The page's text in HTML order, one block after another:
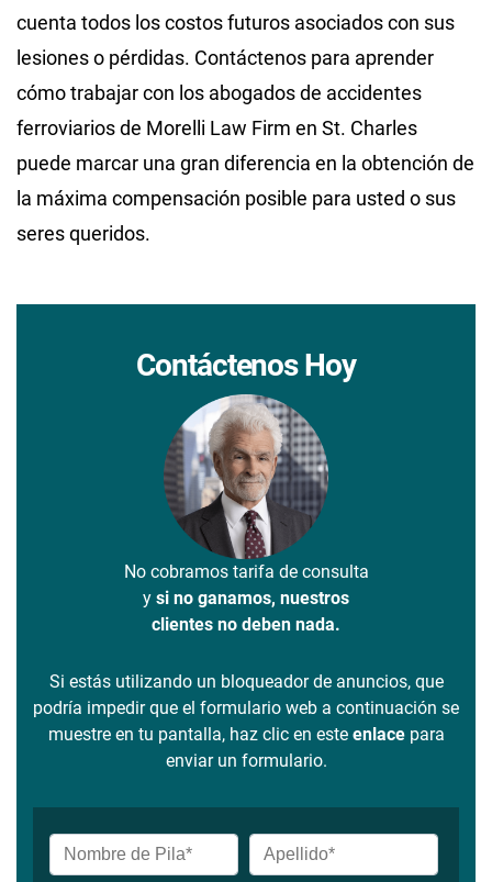
cuenta todos los costos futuros asociados con sus
lesiones o pérdidas. Contáctenos para aprender
cómo trabajar con los abogados de accidentes
ferroviarios de Morelli Law Firm en St. Charles
puede marcar una gran diferencia en la obtención de
la máxima compensación posible para usted o sus
seres queridos.
Contáctenos Hoy
No cobramos tarifa de consulta
y si no ganamos, nuestros
clientes no deben nada.
Si estás utilizando un bloqueador de anuncios, que
podría impedir que el formulario web a continuación se
muestre en tu pantalla, haz clic en este enlacepara
enviar un formulario.